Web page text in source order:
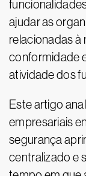
ajudar as
relacionadas à
conformidade
atividade dos
Este artigo
empresariais
segurança
centralizado e